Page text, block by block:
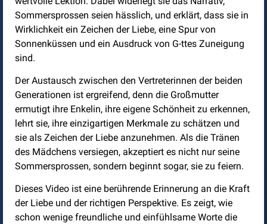
Sommersprossen seien hässlich, und erklärt, dass sie in
Wirklichkeit ein Zeichen der Liebe, eine Spur von
Sonnenküssen und ein Ausdruck von G-ttes Zuneigung
sind.
Der Austausch zwischen den Vertreterinnen der beiden
Generationen ist ergreifend, denn die Großmutter
ermutigt ihre Enkelin, ihre eigene Schönheit zu erkennen,
lehrt sie, ihre einzigartigen Merkmale zu schätzen und
sie als Zeichen der Liebe anzunehmen. Als die Tränen
des Mädchens versiegen, akzeptiert es nicht nur seine
Sommersprossen, sondern beginnt sogar, sie zu feiern.
Dieses Video ist eine berührende Erinnerung an die Kraft
der Liebe und der richtigen Perspektive. Es zeigt, wie
schon wenige freundliche und einfühlsame Worte die